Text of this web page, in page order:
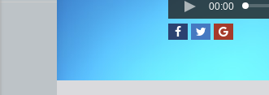
00:00